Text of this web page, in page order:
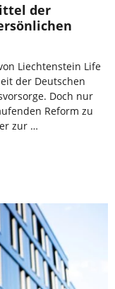
der
Liechtenstein Life
der Deutschen
Doch nur
Reform zu
zur …